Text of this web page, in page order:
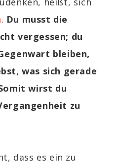
. Du musst die
vergessen; du
bleiben,
was sich gerade
wirst du
zu
dass es ein zu